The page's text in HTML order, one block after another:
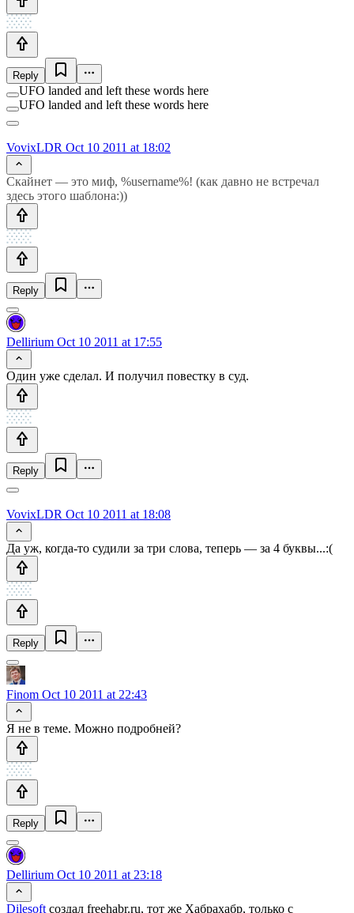
Reply
UFO landed and left these words here
UFO landed and left these words here
VovixLDR Oct 10 2011 at 18:02
Скайнет — это миф, %username%! (как давно не встречал
здесь этого шаблона:))
Reply
Dellirium Oct 10 2011 at 17:55
Один уже сделал. И получил повестку в суд.
Reply
VovixLDR Oct 10 2011 at 18:08
Да уж, когда-то судили за три слова, теперь — за 4 буквы...:(
Reply
Finom Oct 10 2011 at 22:43
Я не в теме. Можно подробней?
Reply
Dellirium Oct 10 2011 at 23:18
Dilesoft создал freehabr.ru, тот же Хабрахабр, только с